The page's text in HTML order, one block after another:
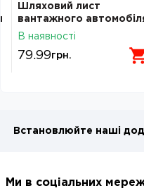
Шляховий лист
вантажного
Ф А4 офс.
В наявності
79.99грн.
Встановлюйте наші
Ми в соціальних